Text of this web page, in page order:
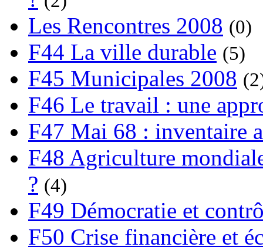
Les Rencontres 2008 (0)
F44 La ville durable (5)
F45 Municipales 2008
F46 Le travail : une
F47 Mai 68 : inventaire
F48 Agriculture
? (4)
F49 Démocratie et
F50 Crise financière et